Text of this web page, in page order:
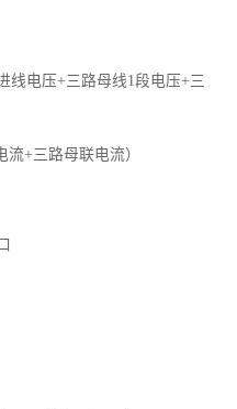
线电压+三路母线1段电压+三
+三路母联电流）